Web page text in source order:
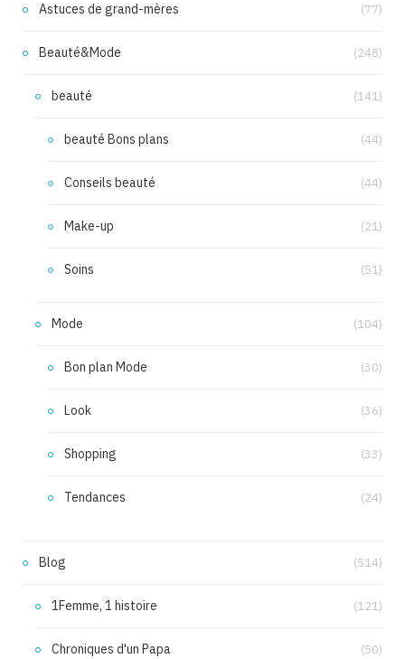
Astuces de grand-mères (77)
Beauté&Mode (248)
beauté (141)
beauté Bons plans (44)
Conseils beauté (44)
Make-up (21)
Soins (51)
Mode (104)
Bon plan Mode (30)
Look (36)
Shopping (33)
Tendances (24)
Blog (514)
1Femme, 1 histoire (121)
Chroniques d'un Papa (50)